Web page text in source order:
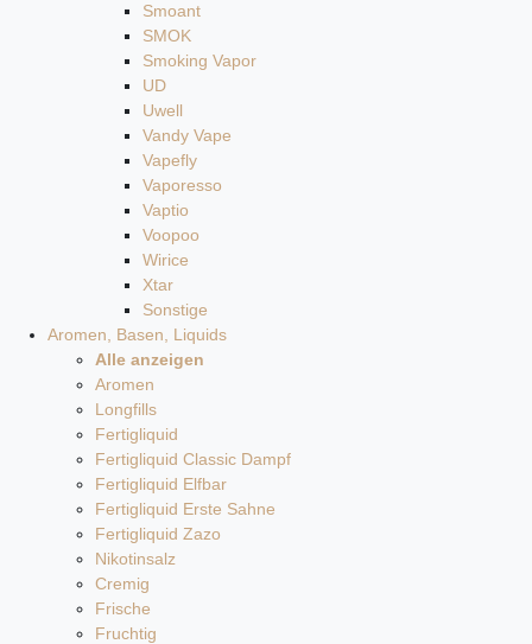
Smoant
SMOK
Smoking Vapor
UD
Uwell
Vandy Vape
Vapefly
Vaporesso
Vaptio
Voopoo
Wirice
Xtar
Sonstige
Aromen, Basen, Liquids
Alle anzeigen
Aromen
Longfills
Fertigliquid
Fertigliquid Classic Dampf
Fertigliquid Elfbar
Fertigliquid Erste Sahne
Fertigliquid Zazo
Nikotinsalz
Cremig
Frische
Fruchtig